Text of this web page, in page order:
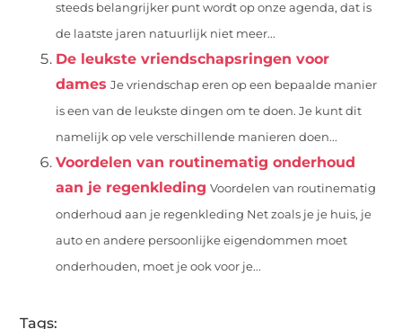
steeds belangrijker punt wordt op onze agenda, dat is
de laatste jaren natuurlijk niet meer...
De leukste vriendschapsringen voor
dames Je vriendschap eren op een bepaalde manier
is een van de leukste dingen om te doen. Je kunt dit
namelijk op vele verschillende manieren doen...
Voordelen van routinematig onderhoud
aan je regenkleding Voordelen van routinematig
onderhoud aan je regenkleding Net zoals je je huis, je
auto en andere persoonlijke eigendommen moet
onderhouden, moet je ook voor je...
Tags: